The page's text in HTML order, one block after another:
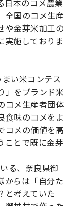
日本のコメ農業
全国のコメ生産
や金芽米加工の
実施しておりま
い米コンテス
」をブランド米
コメ生産者団体
食味のコメをよ
コメの価値を高
ことで既に金芽
る、奈良県御
からは「自分た
と考えていた